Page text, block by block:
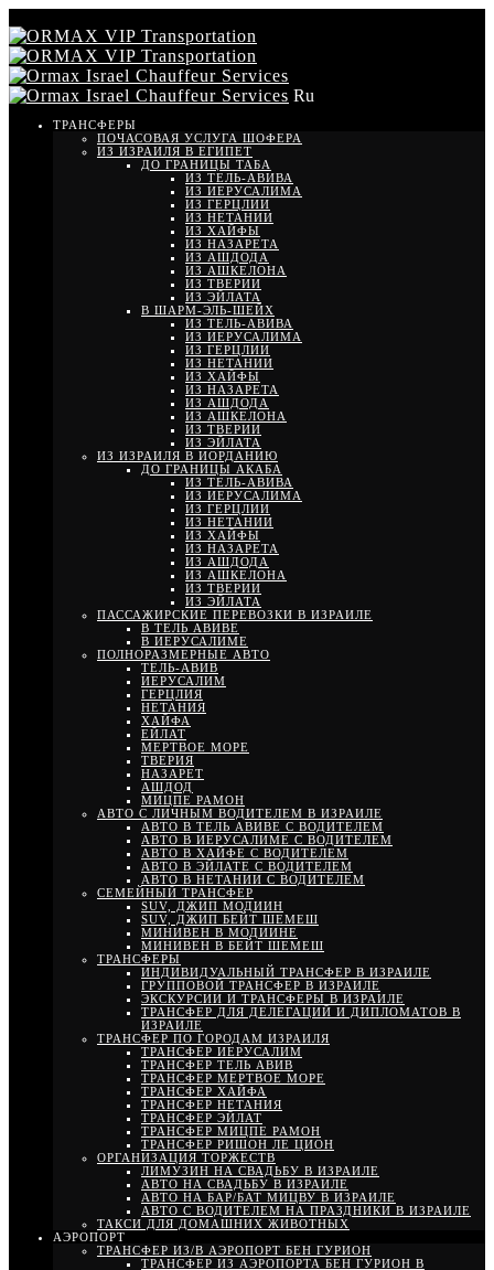
Ru
ТРАНСФЕРЫ
ПОЧАСОВАЯ УСЛУГА ШОФЕРА
ИЗ ИЗРАИЛЯ В ЕГИПЕТ
ДО ГРАНИЦЫ ТАБА
ИЗ ТЕЛЬ-АВИВА
ИЗ ИЕРУСАЛИМА
ИЗ ГЕРЦЛИИ
ИЗ НЕТАНИИ
ИЗ ХАЙФЫ
ИЗ НАЗАРЕТА
ИЗ АШДОДА
ИЗ АШКЕЛОНА
ИЗ ТВЕРИИ
ИЗ ЭЙЛАТА
В ШАРМ-ЭЛЬ-ШЕЙХ
ИЗ ТЕЛЬ-АВИВА
ИЗ ИЕРУСАЛИМА
ИЗ ГЕРЦЛИИ
ИЗ НЕТАНИИ
ИЗ ХАЙФЫ
ИЗ НАЗАРЕТА
ИЗ АШДОДА
ИЗ АШКЕЛОНА
ИЗ ТВЕРИИ
ИЗ ЭЙЛАТА
ИЗ ИЗРАИЛЯ В ИОРДАНИЮ
ДО ГРАНИЦЫ АКАБА
ИЗ ТЕЛЬ-АВИВА
ИЗ ИЕРУСАЛИМА
ИЗ ГЕРЦЛИИ
ИЗ НЕТАНИИ
ИЗ ХАЙФЫ
ИЗ НАЗАРЕТА
ИЗ АШДОДА
ИЗ АШКЕЛОНА
ИЗ ТВЕРИИ
ИЗ ЭЙЛАТА
ПАССАЖИРСКИЕ ПЕРЕВОЗКИ В ИЗРАИЛЕ
В ТЕЛЬ АВИВЕ
В ИЕРУСАЛИМЕ
ПОЛНОРАЗМЕРНЫЕ АВТО
ТЕЛЬ-АВИВ
ИЕРУСАЛИМ
ГЕРЦЛИЯ
НЕТАНИЯ
ХАЙФА
ЕЙЛАТ
МЕРТВОЕ МОРЕ
ТВЕРИЯ
НАЗАРЕТ
АШДОД
МИЦПЕ РАМОН
АВТО С ЛИЧНЫМ ВОДИТЕЛЕМ В ИЗРАИЛЕ
АВТО В ТЕЛЬ АВИВЕ С ВОДИТЕЛЕМ
АВТО В ИЕРУСАЛИМЕ С ВОДИТЕЛЕМ
АВТО В ХАЙФЕ С ВОДИТЕЛЕМ
АВТО В ЭЙЛАТЕ С ВОДИТЕЛЕМ
АВТО В НЕТАНИИ С ВОДИТЕЛЕМ
СЕМЕЙНЫЙ ТРАНСФЕР
SUV, ДЖИП МОДИИН
SUV, ДЖИП БЕЙТ ШЕМЕШ
МИНИВЕН В МОДИИНЕ
МИНИВЕН В БЕЙТ ШЕМЕШ
ТРАНСФЕРЫ
ИНДИВИДУАЛЬНЫЙ ТРАНСФЕР В ИЗРАИЛЕ
ГРУППОВОЙ ТРАНСФЕР В ИЗРАИЛЕ
ЭКСКУРСИИ И ТРАНСФЕРЫ В ИЗРАИЛЕ
ТРАНСФЕР ДЛЯ ДЕЛЕГАЦИЙ И ДИПЛОМАТОВ В
ИЗРАИЛЕ
ТРАНСФЕР ПО ГОРОДАМ ИЗРАИЛЯ
ТРАНСФЕР ИЕРУСАЛИМ
ТРАНСФЕР ТЕЛЬ АВИВ
ТРАНСФЕР МЕРТВОЕ МОРЕ
ТРАНСФЕР ХАЙФА
ТРАНСФЕР НЕТАНИЯ
ТРАНСФЕР ЭЙЛАТ
ТРАНСФЕР МИЦПЕ РАМОН
ТРАНСФЕР РИШОН ЛЕ ЦИОН
ОРГАНИЗАЦИЯ ТОРЖЕСТВ
ЛИМУЗИН НА СВАДЬБУ В ИЗРАИЛЕ
АВТО НА СВАДЬБУ В ИЗРАИЛЕ
АВТО НА БАР/БАТ МИЦВУ В ИЗРАИЛЕ
АВТО С ВОДИТЕЛЕМ НА ПРАЗДНИКИ В ИЗРАИЛЕ
ТАКСИ ДЛЯ ДОМАШНИХ ЖИВОТНЫХ
АЭРОПОРТ
ТРАНСФЕР ИЗ/В АЭРОПОРТ БЕН ГУРИОН
ТРАНСФЕР ИЗ АЭРОПОРТА БЕН ГУРИОН В